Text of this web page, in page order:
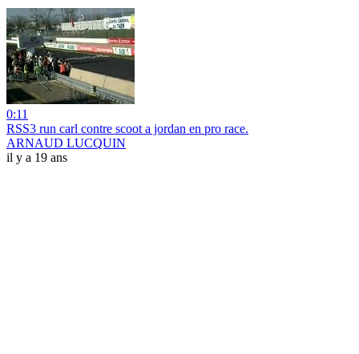
0:11
RSS3 run carl contre scoot a jordan en pro race.
ARNAUD LUCQUIN
il y a 19 ans